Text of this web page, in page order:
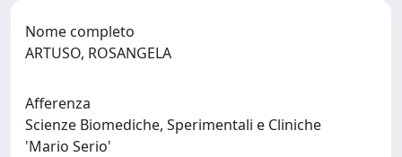
Nome completo
ARTUSO, ROSANGELA
Afferenza
Scienze Biomediche, Sperimentali e Cliniche
'Mario Serio'